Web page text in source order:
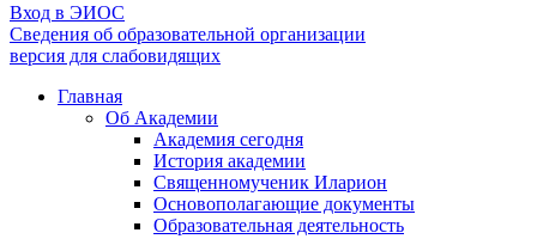
Вход в ЭИОС
Сведения об образовательной организации
версия для слабовидящих
Главная
Об Академии
Академия сегодня
История академии
Священномученик Иларион
Основополагающие документы
Образовательная деятельность